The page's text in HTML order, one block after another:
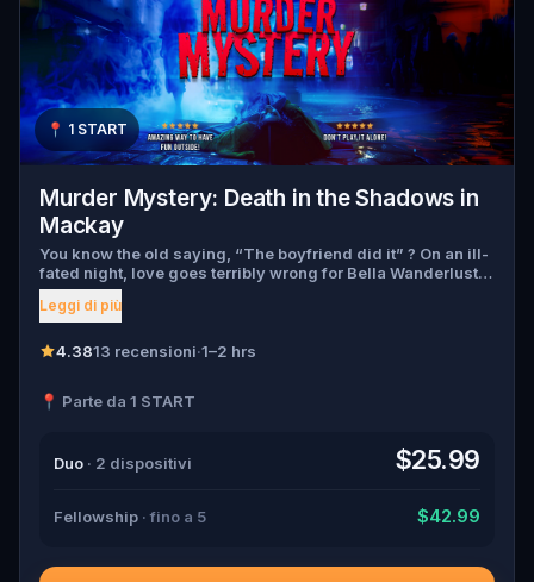
📍 1 START
Murder Mystery: Death in the Shadows in
Mackay
You know the old saying, “The boyfriend did it” ? On an ill-
fated night, love goes terribly wrong for Bella Wanderlust
and Walter Bridges . Bella, a famous travel blogger, was
found dead during a ghost tour led by the theatrical Percy
Walter, the obsessed boyfriend? Percy, the ghost tour
suspects, and expose the real murderer before they strike
Leggi di più
4.3813 recensioni·1–2 hrs
📍 Parte da 1 START
Duo · 2 dispositivi $25.99
Fellowship · fino a 5 $42.99